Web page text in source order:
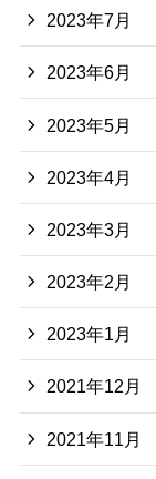
2023年7月
2023年6月
2023年5月
2023年4月
2023年3月
2023年2月
2023年1月
2021年12月
2021年11月